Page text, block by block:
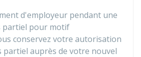
d'employeur pendant une
partiel pour motif
conservez votre autorisation
partiel auprès de votre nouvel